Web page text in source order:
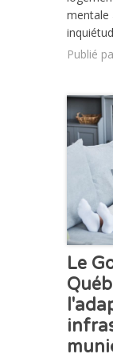
mentale
Publié
Le